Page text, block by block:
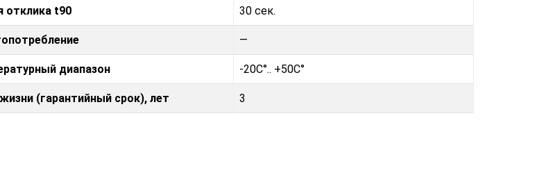
отклика t90 30 сек.
—
диапазон -20C°.. +50C°
(гарантийный срок), лет 3